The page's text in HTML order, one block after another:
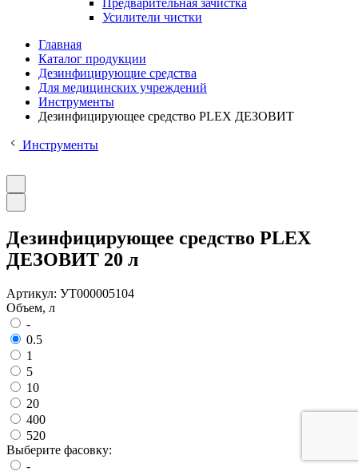
Предварительная зачистка
Усилители чистки
Главная
Каталог продукции
Дезинфицирующие средства
Для медицинских учреждений
Инструменты
Дезинфицирующее средство PLEX ДЕЗОВИТ
Инструменты
Дезинфицирующее средство PLEX
ДЕЗОВИТ 20 л
Артикул: УТ000005104
Объем, л
-
0.5
1
5
10
20
400
520
Выберите фасовку:
-